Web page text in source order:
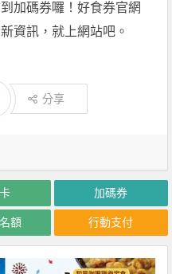
加碼券囉！好食券官網
資訊，就上網站吧。
分享
加碼券
額 行動支付